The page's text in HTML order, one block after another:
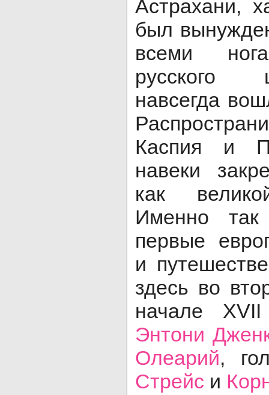
Астрахани,
был
всеми
русского
навсегда
Каспия и
навеки
как
Именно так
первые
и
здесь во
начале
Энтони
Олеарий,
Стрейс и